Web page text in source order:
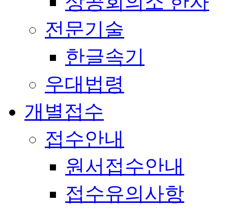
전문기술
한글속기
우대법령
개별접수
접수안내
원서접수안내
접수유의사항